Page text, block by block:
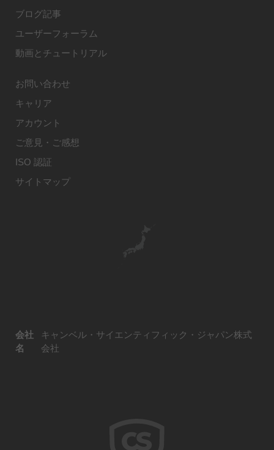
ブログ記事
ユーザーフォーラム
動画とチュートリアル
お問い合わせ
キャリア
アカウント
ご意見・ご感想
ISO 認証
サイトマップ
会社
名
キャンベル・サイエンティフィック・ジャパン株式
会社